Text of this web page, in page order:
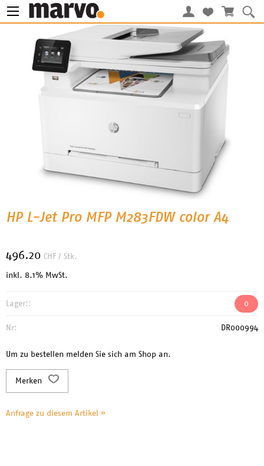
HP L-Jet Pro MFP M283FDW color A4
496.20 CHF / Stk.
inkl. 8.1% MwSt.
Lager:: 0
Nr: DR000994
Um zu bestellen melden Sie sich am Shop an.
Merken
Anfrage zu diesem Artikel »